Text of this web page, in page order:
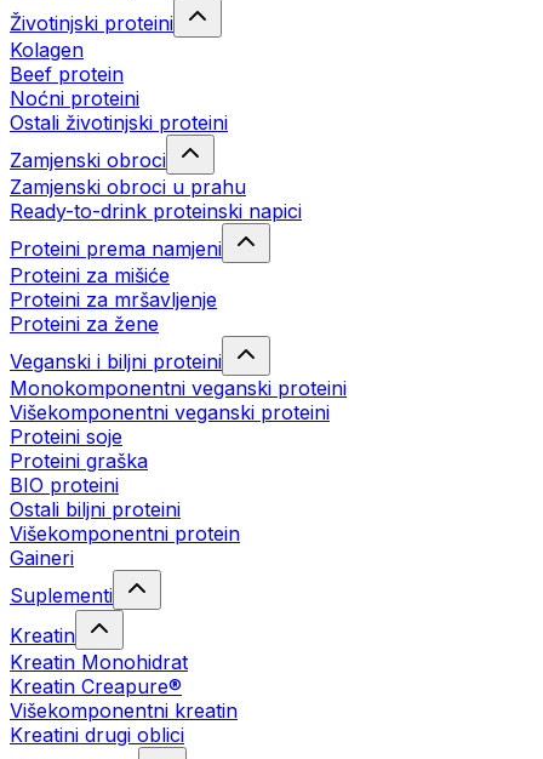
Životinjski proteini
Kolagen
Beef protein
Noćni proteini
Ostali životinjski proteini
Zamjenski obroci
Zamjenski obroci u prahu
Ready-to-drink proteinski napici
Proteini prema namjeni
Proteini za mišiće
Proteini za mršavljenje
Proteini za žene
Veganski i biljni proteini
Monokomponentni veganski proteini
Višekomponentni veganski proteini
Proteini soje
Proteini graška
BIO proteini
Ostali biljni proteini
Višekomponentni protein
Gaineri
Suplementi
Kreatin
Kreatin Monohidrat
Kreatin Creapure®
Višekomponentni kreatin
Kreatini drugi oblici